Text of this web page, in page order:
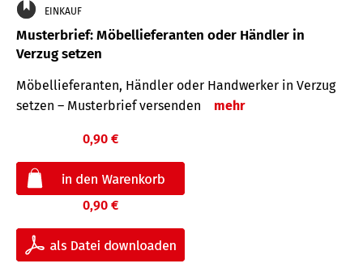
EINKAUF
Musterbrief: Möbellieferanten oder Händler in
Verzug setzen
Möbellieferanten, Händler oder Handwerker in Verzug
setzen – Musterbrief versenden
mehr
0,90 €
0,90 €